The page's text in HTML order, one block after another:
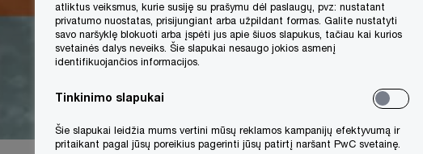
atliktus veiksmus, kurie susiję su prašymu dėl paslaugų, pvz: nustatant
privatumo nuostatas, prisijungiant arba užpildant formas. Galite nustatyti
savo naršyklę blokuoti arba įspėti jus apie šiuos slapukus, tačiau kai kurios
svetainės dalys neveiks. Šie slapukai nesaugo jokios asmenį
identifikuojančios informacijos.
Tinkinimo slapukai
Šie slapukai leidžia mums vertini mūsų reklamos kampanijų efektyvumą ir
pritaikant pagal jūsų poreikius pagerinti jūsų patirtį naršant PwC svetainę.